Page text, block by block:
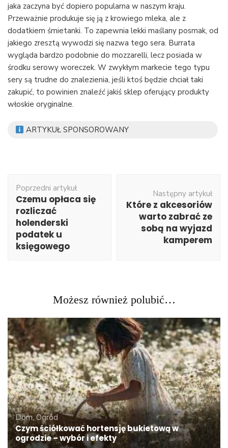
jaka zaczyna być dopiero popularna w naszym kraju.
Przeważnie produkuje się ją z krowiego mleka, ale z
dodatkiem śmietanki. To zapewnia lekki maślany posmak, od
jakiego zresztą wywodzi się nazwa tego sera. Burrata
wygląda bardzo podobnie do mozzarelli, lecz posiada w
środku serowy woreczek. W zwykłym markecie tego typu
sery są trudne do znalezienia, jeśli ktoś będzie chciał taki
zakupić, to powinien znaleźć jakiś sklep oferujący produkty
włoskie oryginalne.
ARTYKUŁ SPONSOROWANY
wpisu
Poprzedni artykuł
Czemu opłaca się
rozliczać
holenderski
podatek u
księgowego
Następny artykuł
Które z akcesoriów
warto zabrać ze
sobą na wyjazd
kamperem
Możesz również polubić…
Dom, Ogród
Czym ściółkować hortensję bukietową w
ogrodzie – wybór i efekty